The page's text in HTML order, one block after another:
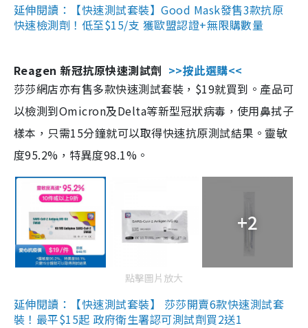
延伸閱讀：【快速測試套裝】Good Mask發售3款抗原
快速檢測劑！低至$15/支 獲歐盟認證+無限購數量
Reagen 新冠抗原快速測試劑 >>按此選購<<
莎莎網店亦有售多款快速測試套裝，$19就買到。產品可
以檢測到Omicron及Delta等新型冠狀病毒，使用鼻拭子
樣本，只需15分鐘就可以取得快速抗原測試結果。靈敏
度95.2%，特異度98.1%。
+2
點擊圖片放大
延伸閱讀：【快速測試套裝】 莎莎開賣6款快速測試套
裝！最平$15起 政府衛生署認可測試劑買2送1